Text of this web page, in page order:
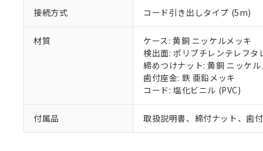
接続方式 コード引き出しタイプ (5m)
材質
ケース: 黄銅 ニッケルメッキ
検出面: ポリブチレンテレフタ
締めつけナット: 黄銅 ニッケル
歯付座金: 鉄 亜鉛メッキ
コード: 塩化ビニル (PVC)
付属品 取扱説明書、締付ナット、歯